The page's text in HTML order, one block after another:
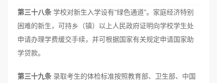
第三十八条 学校对新生入学设有“绿色通道”。家庭经济特别
困难的新生，可持乡（镇）以上人民政府证明向学校学生处
申请办理学费缓交手续，并可根据国家有关规定申请国家助
学贷款。
第三十九条 录取考生的体检标准按照教育部、卫生部、中国